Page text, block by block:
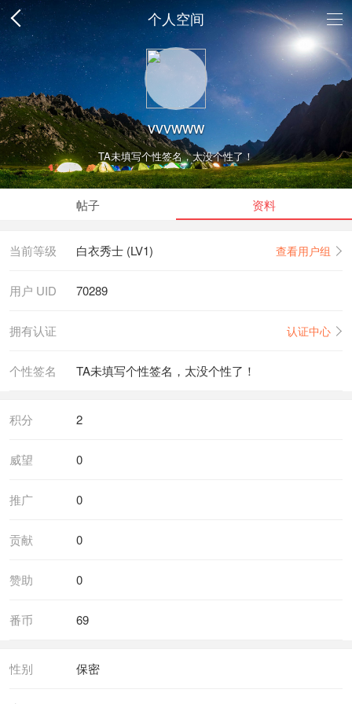
个人空间
vvvwww
TA未填写个性签名，太没个性了！
帖子 资料
当前等级 白衣秀士 (LV1) 查看用户组
用户 UID 70289
拥有认证 认证中心
个性签名 TA未填写个性签名，太没个性了！
积分 2
威望 0
推广 0
贡献 0
赞助 0
番币 69
性别 保密